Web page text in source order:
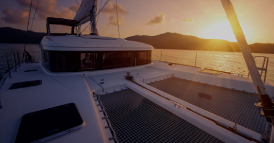
ALPHA BOATS, L’EXPERT DES BATEAUX
D’OCCASION ET NEUF AVEC SES MARQUES
DE MOODY ET MILLIKAN…